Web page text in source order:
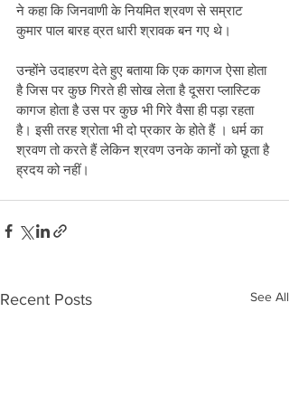
ने कहा कि जिनवाणी के नियमित श्रवण से सम्राट
कुमार पाल बारह व्रत धारी श्रावक बन गए थे।
उन्होंने उदाहरण देते हुए बताया कि एक कागज ऐसा होता
है जिस पर कुछ गिरते ही सोख लेता है दूसरा प्लास्टिक
कागज होता है उस पर कुछ भी गिरे वैसा ही पड़ा रहता
है। इसी तरह श्रोता भी दो प्रकार के होते हैं । धर्म का
श्रवण तो करते हैं लेकिन श्रवण उनके कानों को छूता है
ह्रदय को नहीं।
Recent Posts See All